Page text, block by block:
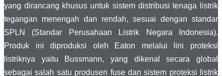
yang dirancang khusus untuk sistem distribusi tenaga listrik
tegangan menengah dan rendah, sesuai dengan standar
SPLN (Standar Perusahaan Listrik Negara Indonesia).
Produk ini diproduksi oleh
Eaton melalui lini proteksi
listriknya yaitu Bussmann, yang dikenal secara global
sebagai salah satu produsen fuse dan sistem proteksi listrik